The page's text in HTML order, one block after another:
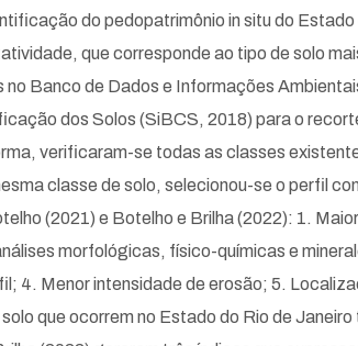
do pedopatrimônio in situ do
que corresponde ao tipo de solo
Banco de Dados e Informações
dos Solos (SiBCS, 2018) para o
verificaram-se todas as classes
classe de solo, selecionou-se o perfil
(2021) e Botelho e Brilha (2022): 1.
morfológicas, físico-químicas e
4. Menor intensidade de erosão; 5.
que ocorrem no Estado do Rio de